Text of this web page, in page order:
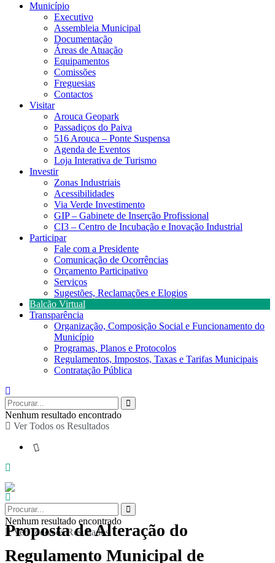
Município
Executivo
Assembleia Municipal
Documentação
Áreas de Atuação
Equipamentos
Comissões
Freguesias
Contactos
Visitar
Arouca Geopark
Passadiços do Paiva
516 Arouca – Ponte Suspensa
Agenda de Eventos
Loja Interativa de Turismo
Investir
Zonas Industriais
Acessibilidades
Via Verde Investimento
GIP – Gabinete de Inserção Profissional
CI3 – Centro de Incubação e Inovação Industrial
Participar
Fale com a Presidente
Comunicação de Ocorrências
Orçamento Participativo
Serviços
Sugestões, Reclamações e Elogios
Balcão Virtual
Transparência
Organização, Composição Social e Funcionamento do
Município
Programas, Planos e Protocolos
Regulamentos, Impostos, Taxas e Tarifas Municipais
Contratação Pública
Nenhum resultado encontrado
Ver Todos os Resultados
Nenhum resultado encontrado
Ver Todos os Resultados
Proposta de Alteração do
Regulamento Municipal de